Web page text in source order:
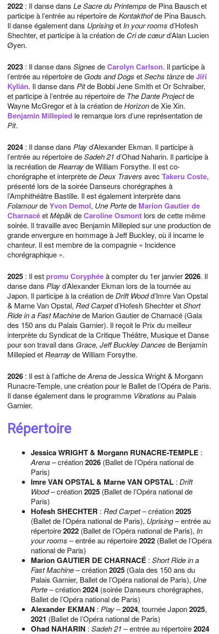
2022 : Il danse dans Le Sacre du Printemps de Pina Bausch et
participe à l’entrée au répertoire deKontakthofde Pina Bausch.
Il danse également dans Uprisinget In your rooms d’Hofesh
Shechter, et participe à la création de Cri de cœurd’Alan Lucien
Øyen.
2023 : Il danse dans Signes deCarolyn Carlson. Il participe à
l’entrée au répertoire de Gods and Dogs etSechs tänzedeJiří
Kylián. Il danse dans Pitde Bobbi Jene Smith et Or Schraiber,
et participe à l’entrée au répertoire de The Dante Projectde
Wayne McGregor et à la création deHorizonde Xie Xin.
Benjamin Millepied le remarque lors d’une représentation de
Pit.
2024 : Il danse dans Playd’Alexander Ekman. Il participe à
l’entrée au répertoire deSadeh 21 d’Ohad Naharin. Il participe à
la recréation de Rearrayde William Forsythe. Il est co-
chorégraphe et interprète de Deux Travers avec Takeru Coste,
présenté lors de la soirée Danseurs chorégraphes à
l’Amphithéâtre Bastille. Il est également interprète dans
FolamourdeYvon Demol, Une Portede Marion Gautier de
CharnacéetMèpãkdeCaroline Osmont lors de cette même
soirée. Il travaille avec Benjamin Millepied sur une production de
grande envergure en hommage à Jeff Buckley, où il incarne le
chanteur. Il est membre de la compagnie « Incidence
chorégraphique ».
2025 : Il est promu Coryphéeà compter du 1er janvier2026. Il
danse dans Playd’Alexander Ekman lors de la tournée au
Japon. Il participe à la création de Drift Woodd’Imre Van Opstal
& Marne Van Opstal, Red Carpetd’Hofesh Shechter etShort
Ride in a Fast Machinede Marion Gautier de Charnacé (Gala
des 150 ans du Palais Garnier). Il reçoit le Prix du meilleur
interprète du Syndicat de la Critique Théâtre, Musique et Danse
pour son travail dans Grace, Jeff Buckley Dances de Benjamin
Millepied et Rearrayde William Forsythe.
2026 : Il est à l’affiche deArenade Jessica Wright & Morgann
Runacre-Temple, une création pour le Ballet de l’Opéra de Paris.
Il danse également dans le programme Vibrations au Palais
Garnier.
Répertoire
Jessica WRIGHT & Morgann RUNACRE-TEMPLE :
Arena– création2026 (Ballet de l’Opéra national de
Paris)
Imre VAN OPSTAL & Marne VAN OPSTAL : Drift
Wood– création2025 (Ballet de l’Opéra national de
Paris)
Hofesh SHECHTER : Red Carpet– création2025
(Ballet de l’Opéra national de Paris), Uprising– entrée au
répertoire2022 (Ballet de l’Opéra national de Paris), In
your rooms – entrée au répertoire2022 (Ballet de l’Opéra
national de Paris)
Marion GAUTIER DE CHARNACÉ : Short Ride in a
Fast Machine– création2025 (Gala des 150 ans du
Palais Garnier, Ballet de l’Opéra national de Paris), Une
Porte– création2024 (soirée Danseurs chorégraphes,
Ballet de l’Opéra national de Paris)
Alexander EKMAN : Play–2024, tournée Japon2025,
2021 (Ballet de l’Opéra national de Paris)
Ohad NAHARIN : Sadeh 21 – entrée au répertoire2024